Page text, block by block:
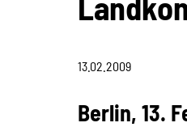
13.02.2009
Berlin, 13.